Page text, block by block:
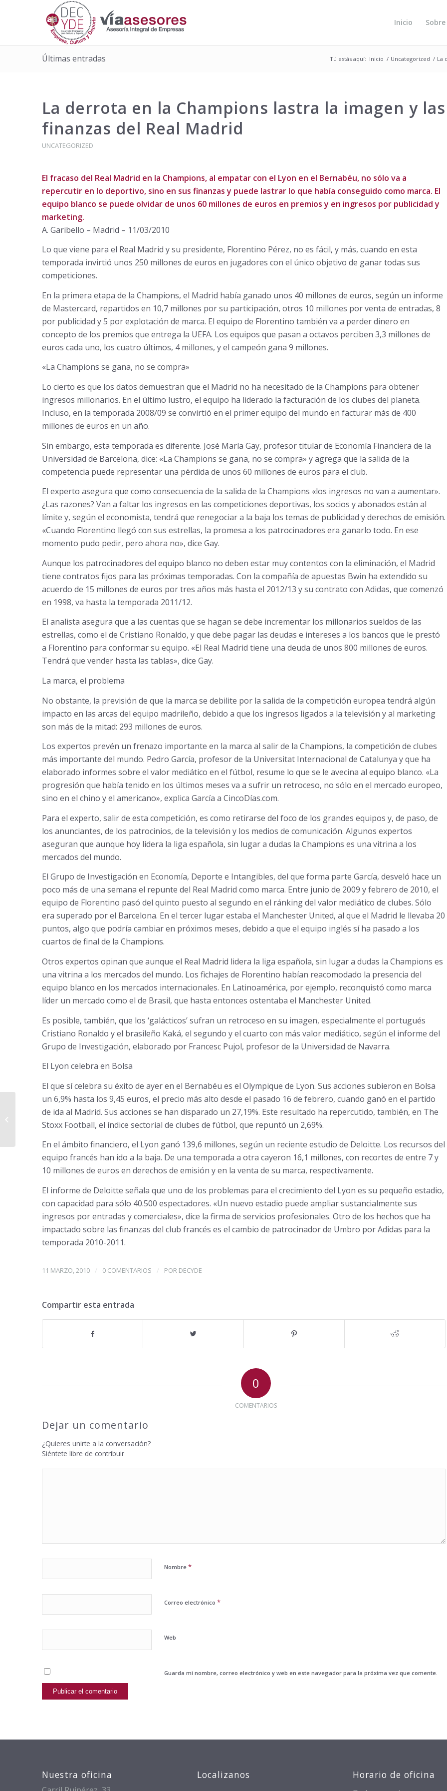
Inicio
Últimas entradas Tú estás aquí: Inicio / Uncategorized / La
La derrota en la Champions lastra la imagen y las
finanzas del Real Madrid
UNCATEGORIZED
El fracaso del Real Madrid en la Champions, al empatar con el Lyon en el Bernabéu, no sólo va a
repercutir en lo deportivo, sino en sus finanzas y puede lastrar lo que había conseguido como marca. El
equipo blanco se puede olvidar de unos 60 millones de euros en premios y en ingresos por publicidad y
marketing.
A. Garibello – Madrid – 11/03/2010
Lo que viene para el Real Madrid y su presidente, Florentino Pérez, no es fácil, y más, cuando en esta
temporada invirtió unos 250 millones de euros en jugadores con el único objetivo de ganar todas sus
competiciones.
En la primera etapa de la Champions, el Madrid había ganado unos 40 millones de euros, según un informe
de Mastercard, repartidos en 10,7 millones por su participación, otros 10 millones por venta de entradas, 8
por publicidad y 5 por explotación de marca. El equipo de Florentino también va a perder dinero en
concepto de los premios que entrega la UEFA. Los equipos que pasan a octavos perciben 3,3 millones de
euros cada uno, los cuatro últimos, 4 millones, y el campeón gana 9 millones.
«La Champions se gana, no se compra»
Lo cierto es que los datos demuestran que el Madrid no ha necesitado de la Champions para obtener
ingresos millonarios. En el último lustro, el equipo ha liderado la facturación de los clubes del planeta.
Incluso, en la temporada 2008/09 se convirtió en el primer equipo del mundo en facturar más de 400
millones de euros en un año.
Sin embargo, esta temporada es diferente. José María Gay, profesor titular de Economía Financiera de la
Universidad de Barcelona, dice: «La Champions se gana, no se compra» y agrega que la salida de la
competencia puede representar una pérdida de unos 60 millones de euros para el club.
El experto asegura que como consecuencia de la salida de la Champions «los ingresos no van a aumentar».
¿Las razones? Van a faltar los ingresos en las competiciones deportivas, los socios y abonados están al
límite y, según el economista, tendrá que renegociar a la baja los temas de publicidad y derechos de emisión.
«Cuando Florentino llegó con sus estrellas, la promesa a los patrocinadores era ganarlo todo. En ese
momento pudo pedir, pero ahora no», dice Gay.
Aunque los patrocinadores del equipo blanco no deben estar muy contentos con la eliminación, el Madrid
tiene contratos fijos para las próximas temporadas. Con la compañía de apuestas Bwin ha extendido su
acuerdo de 15 millones de euros por tres años más hasta el 2012/13 y su contrato con Adidas, que comenzó
en 1998, va hasta la temporada 2011/12.
El analista asegura que a las cuentas que se hagan se debe incrementar los millonarios sueldos de las
estrellas, como el de Cristiano Ronaldo, y que debe pagar las deudas e intereses a los bancos que le prestó
a Florentino para conformar su equipo. «El Real Madrid tiene una deuda de unos 800 millones de euros.
Tendrá que vender hasta las tablas», dice Gay.
La marca, el problema
No obstante, la previsión de que la marca se debilite por la salida de la competición europea tendrá algún
impacto en las arcas del equipo madrileño, debido a que los ingresos ligados a la televisión y al marketing
son más de la mitad: 293 millones de euros.
Los expertos prevén un frenazo importante en la marca al salir de la Champions, la competición de clubes
más importante del mundo. Pedro García, profesor de la Universitat Internacional de Catalunya y que ha
elaborado informes sobre el valor mediático en el fútbol, resume lo que se le avecina al equipo blanco. «La
progresión que había tenido en los últimos meses va a sufrir un retroceso, no sólo en el mercado europeo,
sino en el chino y el americano», explica García a CincoDías.com.
Para el experto, salir de esta competición, es como retirarse del foco de los grandes equipos y, de paso, de
los anunciantes, de los patrocinios, de la televisión y los medios de comunicación. Algunos expertos
aseguran que aunque hoy lidera la liga española, sin lugar a dudas la Champions es una vitrina a los
mercados del mundo.
El Grupo de Investigación en Economía, Deporte e Intangibles, del que forma parte García, desveló hace un
poco más de una semana el repunte del Real Madrid como marca. Entre junio de 2009 y febrero de 2010, el
equipo de Florentino pasó del quinto puesto al segundo en el ránking del valor mediático de clubes. Sólo
era superado por el Barcelona. En el tercer lugar estaba el Manchester United, al que el Madrid le llevaba 20
puntos, algo que podría cambiar en próximos meses, debido a que el equipo inglés sí ha pasado a los
cuartos de final de la Champions.
Otros expertos opinan que aunque el Real Madrid lidera la liga española, sin lugar a dudas la Champions es
una vitrina a los mercados del mundo. Los fichajes de Florentino habían reacomodado la presencia del
equipo blanco en los mercados internacionales. En Latinoamérica, por ejemplo, reconquistó como marca
líder un mercado como el de Brasil, que hasta entonces ostentaba el Manchester United.
Es posible, también, que los ‘galácticos’ sufran un retroceso en su imagen, especialmente el portugués
Cristiano Ronaldo y el brasileño Kaká, el segundo y el cuarto con más valor mediático, según el informe del
Grupo de Investigación, elaborado por Francesc Pujol, profesor de la Universidad de Navarra.
El Lyon celebra en Bolsa
El que sí celebra su éxito de ayer en el Bernabéu es el Olympique de Lyon. Sus acciones subieron en Bolsa
un 6,9% hasta los 9,45 euros, el precio más alto desde el pasado 16 de febrero, cuando ganó en el partido
de ida al Madrid. Sus acciones se han disparado un 27,19%. Este resultado ha repercutido, también, en The
Stoxx Football, el índice sectorial de clubes de fútbol, que repuntó un 2,69%.
En el ámbito financiero, el Lyon ganó 139,6 millones, según un reciente estudio de Deloitte. Los recursos del
equipo francés han ido a la baja. De una temporada a otra cayeron 16,1 millones, con recortes de entre 7 y
10 millones de euros en derechos de emisión y en la venta de su marca, respectivamente.
El informe de Deloitte señala que uno de los problemas para el crecimiento del Lyon es su pequeño estadio,
con capacidad para sólo 40.500 espectadores. «Un nuevo estadio puede ampliar sustancialmente sus
ingresos por entradas y comerciales», dice la firma de servicios profesionales. Otro de los hechos que ha
impactado sobre las finanzas del club francés es el cambio de patrocinador de Umbro por Adidas para la
temporada 2010-2011.
11 MARZO, 2010 / 0 COMENTARIOS / POR DECYDE
Compartir esta entrada
0
COMENTARIOS
Dejar un comentario
¿Quieres unirte a la conversación?
Siéntete libre de contribuir
Nombre *
Correo electrónico *
Web
Guarda mi nombre, correo electrónico y web en este navegador para la próxima vez que comente.
Nuestra oficina Localizanos Horario de oficina
La derrota en la Champions lastra la